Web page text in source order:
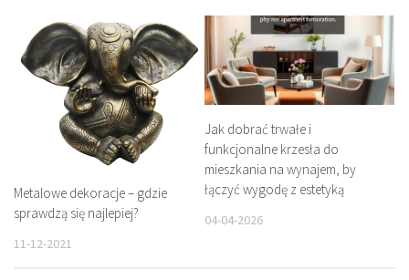
Metalowe dekoracje – gdzie
sprawdzą się najlepiej?
11-12-2021
Jak dobrać trwałe i
funkcjonalne krzesła do
mieszkania na wynajem, by
łączyć wygodę z estetyką
04-04-2026